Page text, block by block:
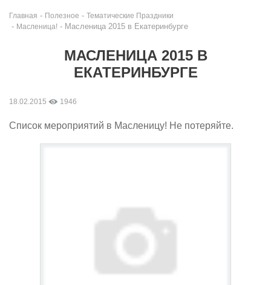
Главная - Полезное - Тематические Праздники
- Масленица! - Масленица 2015 в Екатеринбурге
МАСЛЕНИЦА 2015 В
ЕКАТЕРИНБУРГЕ
18.02.2015 1946
Список мероприятий в Масленицу! Не потеряйте.